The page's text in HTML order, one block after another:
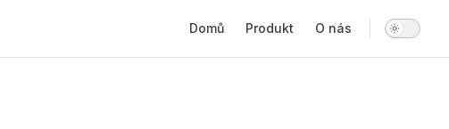
Domů Produkt O nás